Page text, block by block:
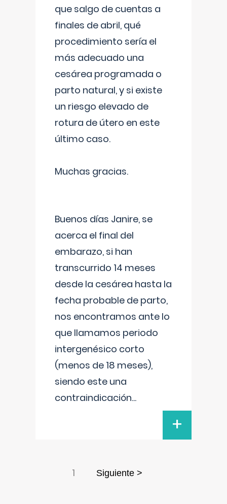
que salgo de cuentas a
finales de abril, qué
procedimiento sería el
más adecuado una
cesárea programada o
parto natural, y si existe
un riesgo elevado de
rotura de útero en este
último caso.
Muchas gracias.
Buenos días Janire, se
acerca el final del
embarazo, si han
transcurrido 14 meses
desde la cesárea hasta la
fecha probable de parto,
nos encontramos ante lo
que llamamos periodo
intergenésico corto
(menos de 18 meses),
siendo este una
contraindicación...
+
1 Siguiente >